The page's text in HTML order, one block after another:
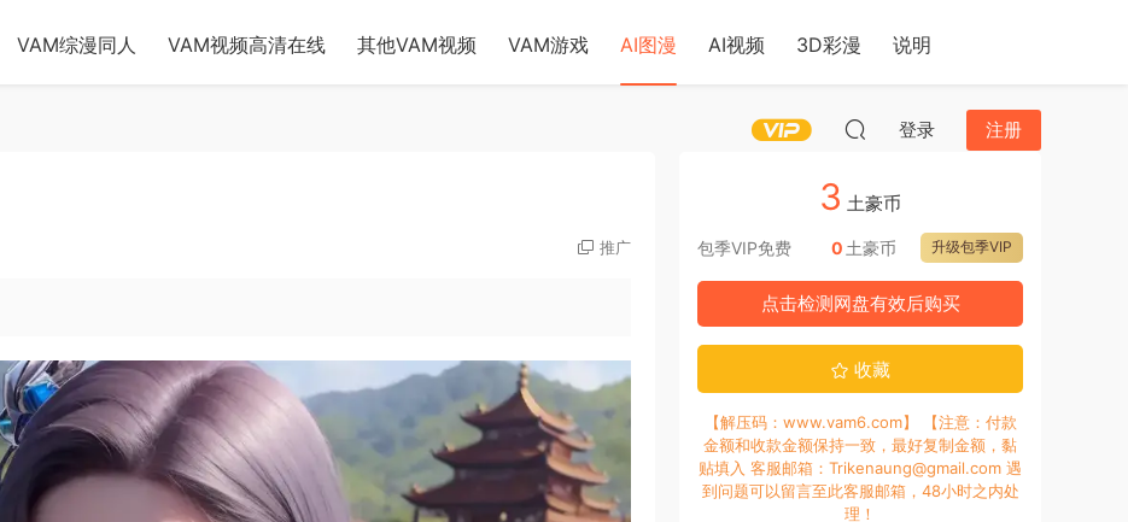
VAM综漫同人 VAM视频高清在线 其他VAM视频 VAM游戏 AI图漫 AI视频 3D彩漫 说明
登录 注册
推广
3 土豪币
包季VIP免费 升级包季VIP
0 土豪币
点击检测网盘有效后购买
收藏
【解压码：www.vam6.com】 【注意：付款
金额和收款金额保持一致，最好复制金额，黏
贴填入 客服邮箱：Trikenaung@gmail.com 遇
到问题可以留言至此客服邮箱，48小时之内处
理！